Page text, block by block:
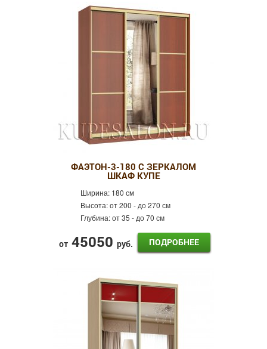
ФАЭТОН-3-180 С ЗЕРКАЛОМ
ШКАФ КУПЕ
Ширина: 180 см
Высота:от 200 - до 270 см
Глубина:от 35 - до 70 см
от 45050 руб. ПОДРОБНЕЕ